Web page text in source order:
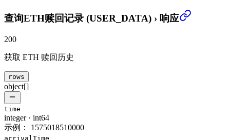
查询ETH赎回记录 (USER_DATA) › 响应
200
获取 ETH 赎回历史
rows
object[]
time
integer· int64
示例：
1575018510000
arrivalTime